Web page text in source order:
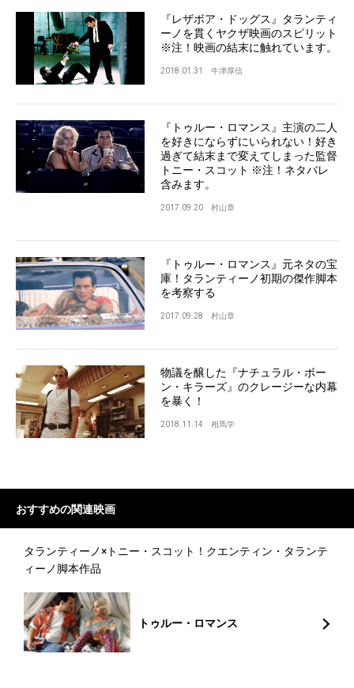
『レザボア・ドッグス』タランティ
ーノを貫くヤクザ映画のスピリット
※注！映画の結末に触れています。
2018.01.31 牛津厚信
『トゥルー・ロマンス』主演の二人
を好きにならずにいられない！好き
過ぎて結末まで変えてしまった監督
トニー・スコット ※注！ネタバレ
含みます。
2017.09.20 村山章
『トゥルー・ロマンス』元ネタの宝
庫！タランティーノ初期の傑作脚本
を考察する
2017.09.28 村山章
物議を醸した『ナチュラル・ボー
ン・キラーズ』のクレージーな内幕
を暴く！
2018.11.14 相馬学
おすすめの関連映画
タランティーノ×トニー・スコット！クエンティン・タランテ
ィーノ脚本作品
トゥルー・ロマンス